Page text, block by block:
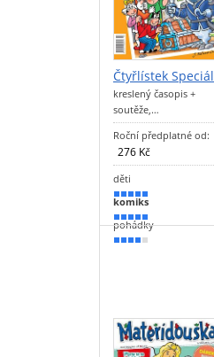
Čtyřlístek Speciál
kreslený časopis +
soutěže,…
Roční předplatné od:
276 Kč
děti
100 %
komiks
100 %
pohádky
80 %